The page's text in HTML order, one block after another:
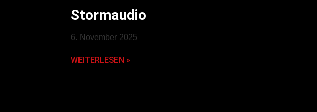
Stormaudio
6. November 2025
WEITERLESEN »